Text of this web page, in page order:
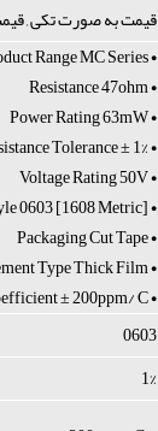
قیمت به صورت تکی ,
• Product Range MC Series
• Resistance 47ohm
• Power Rating 63mW
• Resistance Tolerance ± 1%
• Voltage Rating 50V
• Resistor Case Style 0603 [1608 Metric]
• Packaging Cut Tape
• Resistor Element Type Thick Film
• Temperature Coefficient ± 200ppm/°C
0603
1%